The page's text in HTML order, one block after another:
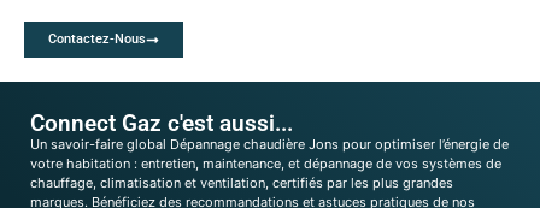
Contactez-Nous
Connect Gaz c'est aussi...
Un savoir-faire global Dépannage chaudière Jons pour optimiser l’énergie de
votre habitation : entretien, maintenance, et dépannage de vos systèmes de
chauffage, climatisation et ventilation, certifiés par les plus grandes
marques. Bénéficiez des recommandations et astuces pratiques de nos